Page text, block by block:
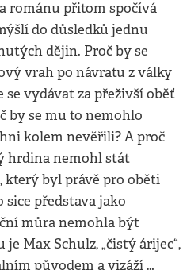
románu přitom spočívá
do důsledků jednu
dějin. Proč by se
vrah po návratu z války
vydávat za přeživší oběť
by se mu to nemohlo
kolem nevěřili? A proč
hrdina nemohl stát
který byl právě pro oběti
sice představa jako
můra nemohla být
Max Schulz, „čistý árijec“,
původem a vizáží …